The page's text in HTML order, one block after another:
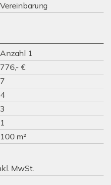
Vereinbarung
Anzahl 1
776,- €
7
4
3
1
100 m²
MwSt.